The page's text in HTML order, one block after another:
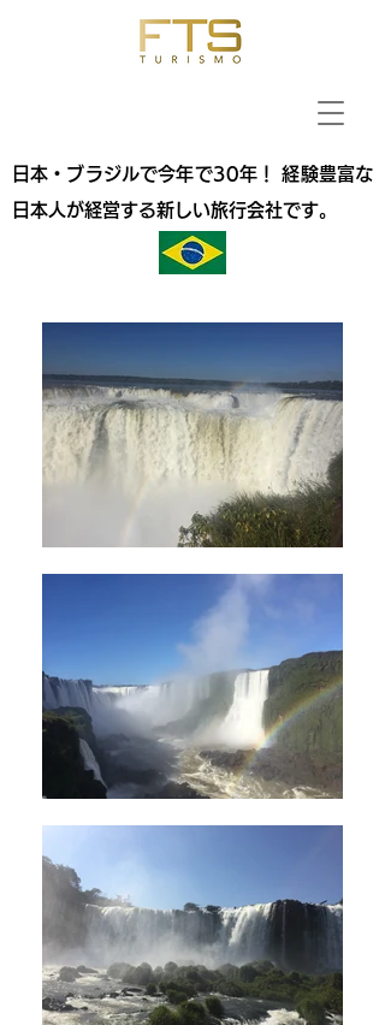
日本・ブラジルで今年で30年！ 経験豊富な
日本人が経営する新しい旅行会社です。